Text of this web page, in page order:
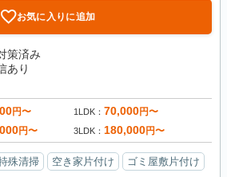
お気に入りに追加
策済み
あり
円〜 1LDK 70,000円〜
円〜 3LDK 180,000円〜
殊清掃 空き家片付け
ゴミ屋敷片付け